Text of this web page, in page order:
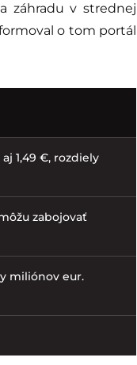
záhradu v strednej
o tom portál
1,49 €, rozdiely
zabojovať
miliónov eur.